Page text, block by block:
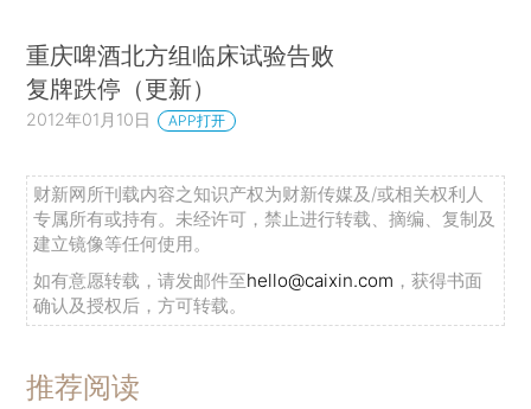
重庆啤酒北方组临床试验告败
复牌跌停（更新）
2012年01月10日 APP打开
财新网所刊载内容之知识产权为财新传媒及/或相关权利人
专属所有或持有。未经许可，禁止进行转载、摘编、复制及
建立镜像等任何使用。
如有意愿转载，请发邮件至hello@caixin.com ，获得书面
确认及授权后，方可转载。
推荐阅读